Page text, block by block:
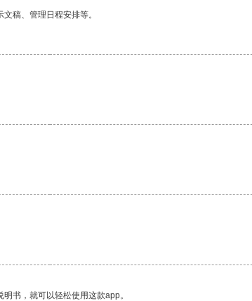
稿、管理日程安排等。
书，就可以轻松使用这款app。